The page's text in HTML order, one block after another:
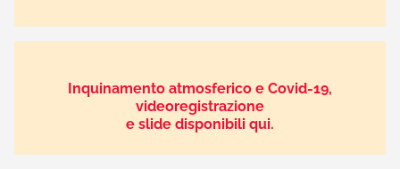
Inquinamento atmosferico e Covid-19,
videoregistrazione
e slide disponibili qui.